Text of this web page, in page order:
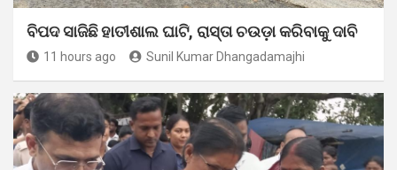
ବିପଦ ସାଜିଛି ହାତୀଶାଲ ଘାଟି, ରାସ୍ତା ଚଉଡ଼ା କରିବାକୁ ଦାବି
11 hours ago Sunil Kumar Dhangadamajhi